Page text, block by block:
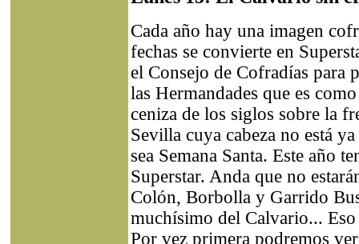
Cada año hay una imagen
fechas se convierte en
el Consejo de Cofradías para
las Hermandades que es
ceniza de los siglos sobre la
Sevilla cuya cabeza no está
sea Semana Santa. Este año
Superstar. Anda que no
Colón, Borbolla y Garrido
muchísimo del Calvario...
Por vez primera podremos